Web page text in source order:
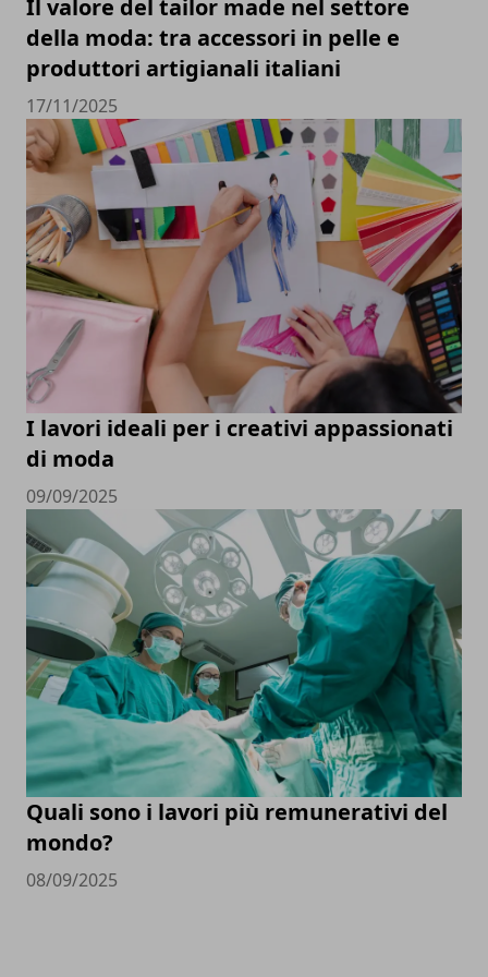
Il valore del tailor made nel settore
della moda: tra accessori in pelle e
produttori artigianali italiani
17/11/2025
I lavori ideali per i creativi appassionati
di moda
09/09/2025
Quali sono i lavori più remunerativi del
mondo?
08/09/2025